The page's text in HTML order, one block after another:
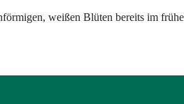
weißen Blüten bereits im